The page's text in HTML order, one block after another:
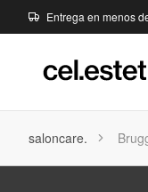
Entrega en menos
saloncare.